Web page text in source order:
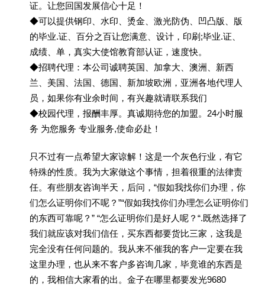
证。让您回国发展信心十足！
◆可以提供钢印、水印、烫金、激光防伪、凹凸版、版
的毕业.证、百分之百让您满意、设计，印刷;毕业.证、
成绩、单，真实大使馆教育部认证，速度快。
◆招聘代理：本公司诚聘英国、加拿大、澳洲、新西
兰、美国、法国、德国、新加坡欧洲，亚洲各地代理人
员，如果你有业余时间，有兴趣就请联系我们
◆校园代理，报酬丰厚。真诚期待您的加盟。24小时服
务 为您服务 专业服务,使命必赴！
只不过有一点希望大家谅解！这是一个灰色行业，有它
特殊的性质。我为大家做这个事情，担着很重的法律责
任。有些朋友咨询半天，后问，“假如我找你们办理，你
们怎么证明你们不呢？”“假如我找你们办理怎么证明你们
的东西可靠呢？” “怎么证明你们是好人呢？“.既然选择了
我们就应该对我们信任，买东西都要货比三家，这我是
完全没有任何问题的。我从来不催我的客户一定要在我
这里办理，也从来不客户多咨询几家，毕竟谁的东西是
的，我相信大家看的出。金子在哪里都要发光9680